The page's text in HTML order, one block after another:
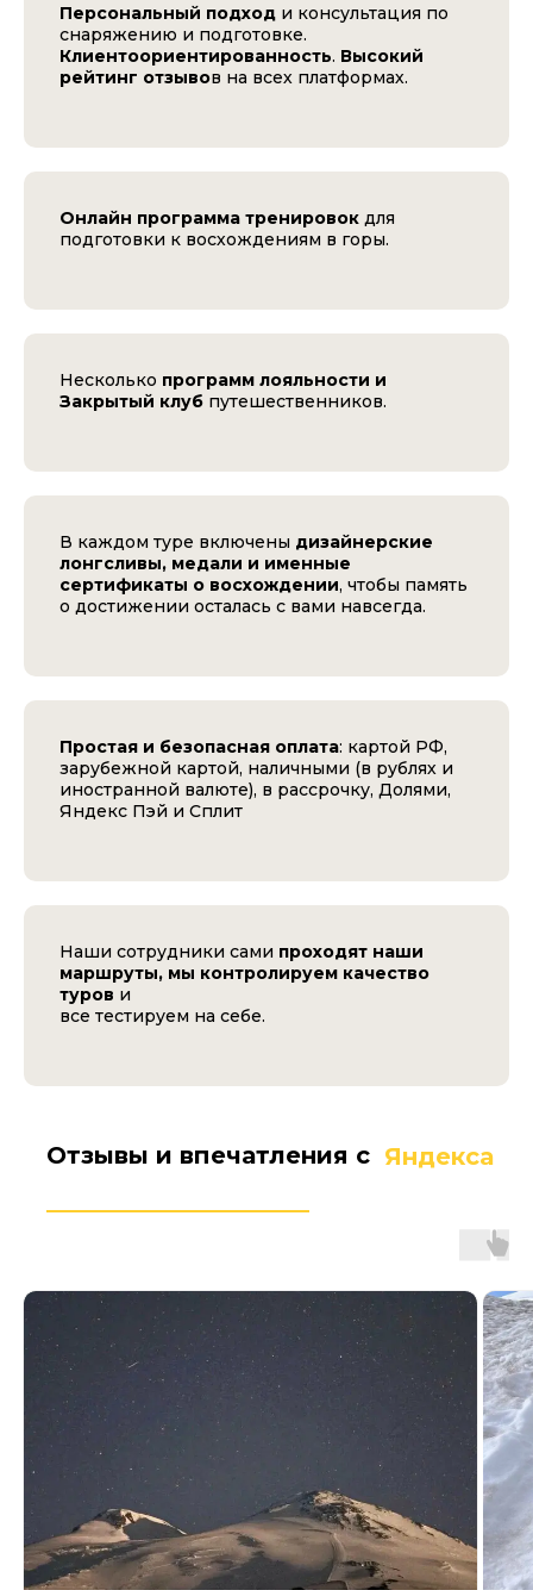
Персональный подход и консультация по
снаряжению и подготовке.
Клиентоориентированность. Высокий
рейтинг отзывов на всех платформах.
Онлайн программа тренировок для
подготовки к восхождениям в горы.
Несколько программ лояльности и
Закрытый клуб путешественников.
В каждом туре включены дизайнерские
лонгсливы, медали и именные
сертификаты о восхождении, чтобы память
о достижении осталась с вами навсегда.
Простая и безопасная оплата: картой РФ,
зарубежной картой, наличными (в рублях и
иностранной валюте), в рассрочку, Долями,
Яндекс Пэй и Сплит
Наши сотрудники сами проходят наши
маршруты, мы контролируем качество
туров и
все тестируем на себе.
Отзывы и впечатления с Яндекса